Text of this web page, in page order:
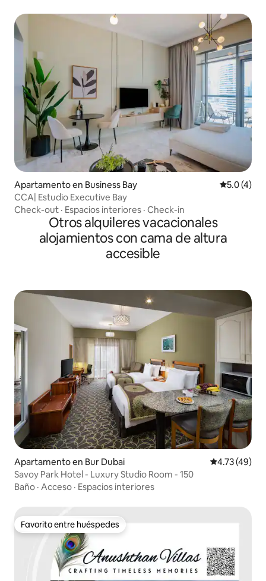
Apartamento en Business Bay
5.0 (4)
CCA| Estudio Executive Bay
Check-out · Espacios interiores · Check-in
Otros alquileres vacacionales
alojamientos con cama de altura
accesible
Apartamento en Bur Dubai Calificación
4.73 (49)
Savoy Park Hotel - Luxury Studio Room - 150
Baño · Acceso · Espacios interiores
Favorito entre huéspedes
Favorito entre huéspedes